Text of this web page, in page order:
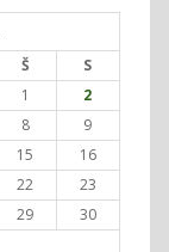
Š
S
1
2
8
9
15
16
22
23
29
30